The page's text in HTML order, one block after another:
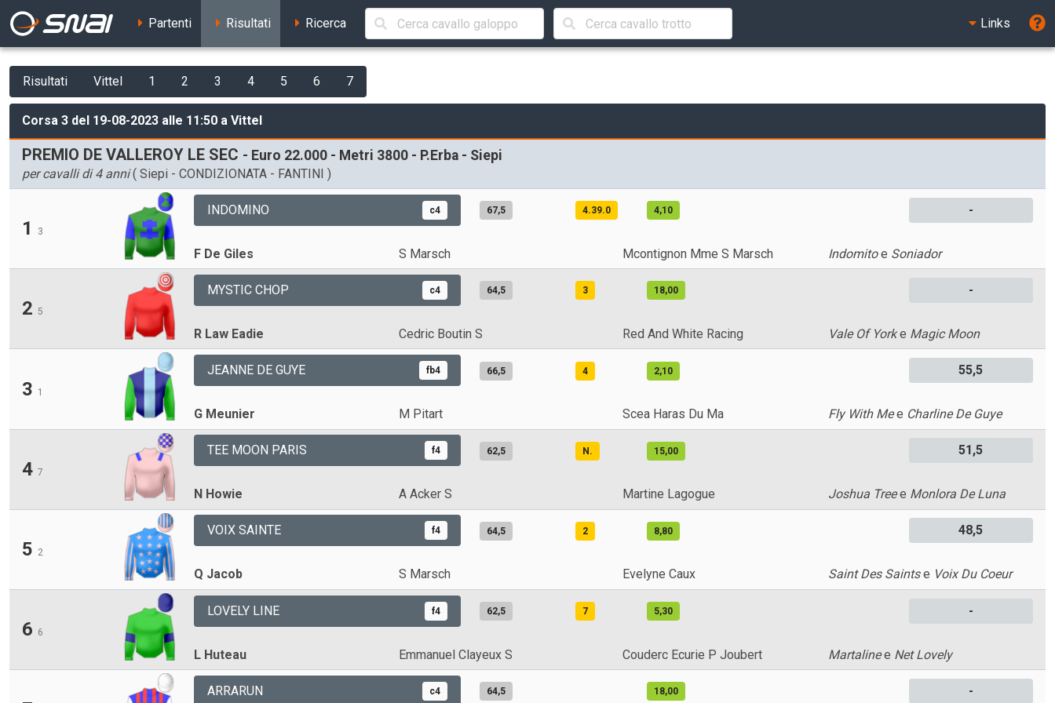
Partenti Risultati Ricerca Links
Risultati Vittel 1 2 3 4 5 6 7
Corsa 3 del 19-08-2023 alle 11:50 a Vittel
PREMIO DE VALLEROY LE SEC - Euro 22.000 - Metri 3800 - P.Erba - Siepi
per cavalli di 4 anni( Siepi - CONDIZIONATA - FANTINI )
1 3
INDOMINO c4 67,5 4.39.0 4,10 -
F De Giles S Marsch Mcontignon Mme S Marsch Indomitoe Soniador
2 5
MYSTIC CHOP c4 64,5 3 18,00 -
R Law Eadie Cedric Boutin S Red And White Racing Vale Of Yorke Magic Moon
3 1
JEANNE DE GUYE fb4 66,5 4 2,10 55,5
G Meunier M Pitart Scea Haras Du Ma Fly With Mee Charline De Guye
4 7
TEE MOON PARIS f4 62,5 N. 15,00 51,5
N Howie A Acker S Martine Lagogue Joshua Treee Monlora De Luna
5 2
VOIX SAINTE f4 64,5 2 8,80 48,5
Q Jacob S Marsch Evelyne Caux Saint Des Saintse Voix Du Coeur
6 6
LOVELY LINE f4 62,5 7 5,30 -
L Huteau Emmanuel Clayeux S Couderc Ecurie P Joubert Martalinee Net Lovely
ARRARUN c4 64,5 18,00 -